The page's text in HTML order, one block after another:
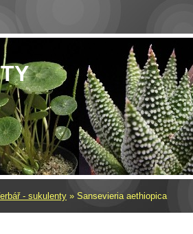
- sukulenty » Sansevieria aethiopica